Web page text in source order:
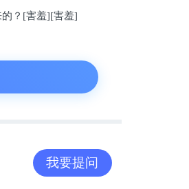
的？[害羞][害羞]
我要提问